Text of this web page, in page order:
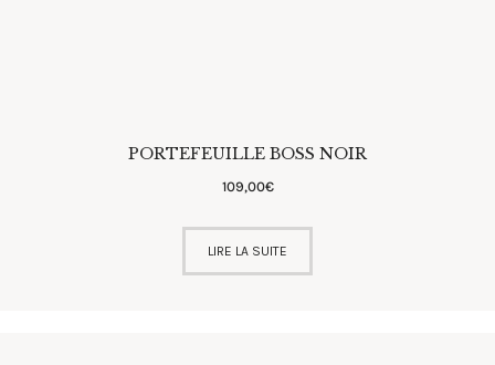
PORTEFEUILLE BOSS NOIR
109,00€
LIRE LA SUITE